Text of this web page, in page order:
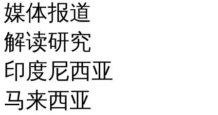
媒体报道
解读研究
印度尼西亚
马来西亚